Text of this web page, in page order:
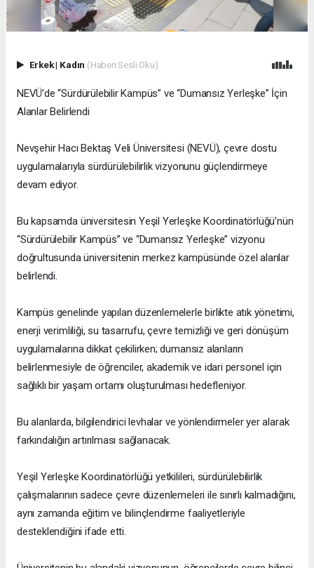
Erkek| Kadın (Haberi Sesli Oku)
NEVÜ’de “Sürdürülebilir Kampüs” ve “Dumansız Yerleşke” İçin
Alanlar Belirlendi
Nevşehir Hacı Bektaş Veli Üniversitesi (NEVÜ), çevre dostu
uygulamalarıyla sürdürülebilirlik vizyonunu güçlendirmeye
devam ediyor.
Bu kapsamda üniversitesin Yeşil Yerleşke Koordinatörlüğü’nün
“Sürdürülebilir Kampüs” ve “Dumansız Yerleşke” vizyonu
doğrultusunda üniversitenin merkez kampüsünde özel alanlar
belirlendi.
Kampüs genelinde yapılan düzenlemelerle birlikte atık yönetimi,
enerji verimliliği, su tasarrufu, çevre temizliği ve geri dönüşüm
uygulamalarına dikkat çekilirken; dumansız alanların
belirlenmesiyle de öğrenciler, akademik ve idari personel için
sağlıklı bir yaşam ortamı oluşturulması hedefleniyor.
Bu alanlarda, bilgilendirici levhalar ve yönlendirmeler yer alarak
farkındalığın artırılması sağlanacak.
Yeşil Yerleşke Koordinatörlüğü yetkilileri, sürdürülebilirlik
çalışmalarının sadece çevre düzenlemeleri ile sınırlı kalmadığını,
aynı zamanda eğitim ve bilinçlendirme faaliyetleriyle
desteklendiğini ifade etti.